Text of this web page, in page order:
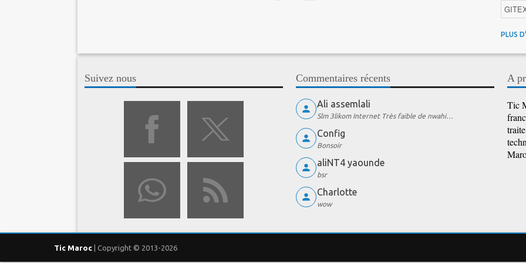
4G
PLUS
Suivez nous Commentaires récents
Ali assemlali
Slm 3likom Internet Très faible de nwahi…
Config
Bonsoir
aliNT4 yaounde
bsr
Charlotte
wow
A
Tic
Tic Maroc | Copyright © 2013-2026